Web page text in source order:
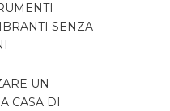
SENZA
UN
CASA DI